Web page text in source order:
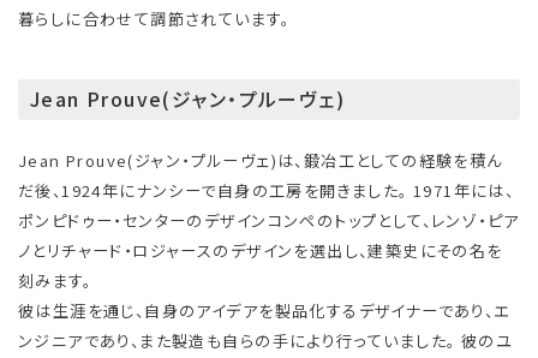
暮らしに合わせて調節されています。
Jean Prouve(ジャン・プルーヴェ)
Jean Prouve(ジャン・プルーヴェ)は、鍛冶工としての経験を積ん
だ後、1924年にナンシーで自身の工房を開きました。 1971年には、
ポンピドゥー・センターのデザインコンペのトップとして、レンゾ・ピア
ノとリチャード・ロジャースのデザインを選出し、建築史にその名を
刻みます。
彼は生涯を通じ、自身のアイデアを製品化するデザイナーであり、エ
ンジニアであり、また製造も自らの手により行っていました。 彼のユ